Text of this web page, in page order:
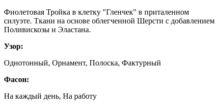
Фиолетовая Тройка в клетку "Гленчек" в приталенном
силуэте. Ткани на основе облегченной Шерсти с добавлением
Поливискозы и Эластана.
Узор:
Однотонный, Орнамент, Полоска, Фактурный
Фасон:
На каждый день, На работу